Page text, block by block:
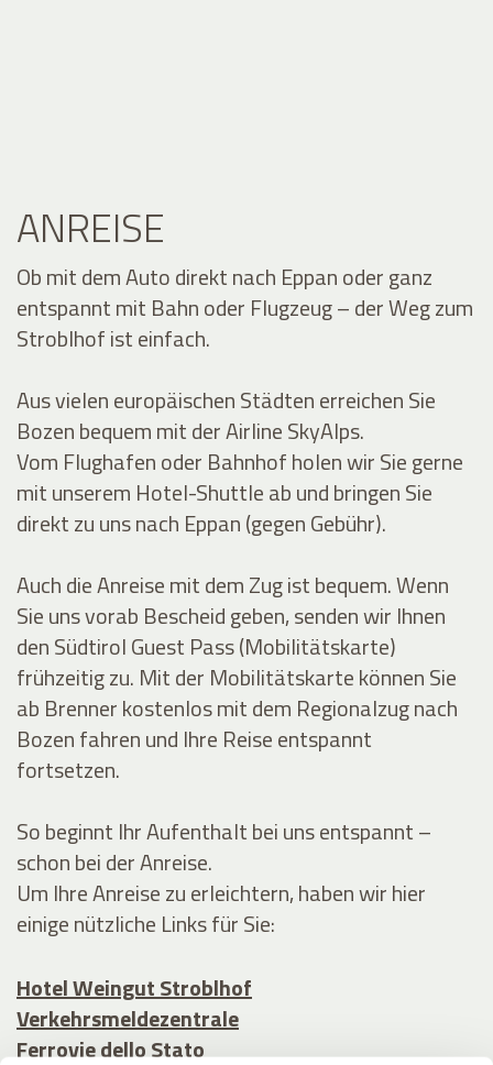
ANREISE
Ob mit dem Auto direkt nach Eppan oder ganz
entspannt mit Bahn oder Flugzeug – der Weg zum
Stroblhof ist einfach.
Aus vielen europäischen Städten erreichen Sie
Bozen bequem mit der Airline SkyAlps.
Vom Flughafen oder Bahnhof holen wir Sie gerne
mit unserem Hotel-Shuttle ab und bringen Sie
direkt zu uns nach Eppan (gegen Gebühr).
Auch die Anreise mit dem Zug ist bequem. Wenn
Sie uns vorab Bescheid geben, senden wir Ihnen
den Südtirol Guest Pass (Mobilitätskarte)
frühzeitig zu. Mit der Mobilitätskarte können Sie
ab Brenner kostenlos mit dem Regionalzug nach
Bozen fahren und Ihre Reise entspannt
fortsetzen.
So beginnt Ihr Aufenthalt bei uns entspannt –
schon bei der Anreise.
Um Ihre Anreise zu erleichtern, haben wir hier
einige nützliche Links für Sie:
Hotel Weingut Stroblhof
Verkehrsmeldezentrale
Ferrovie dello Stato